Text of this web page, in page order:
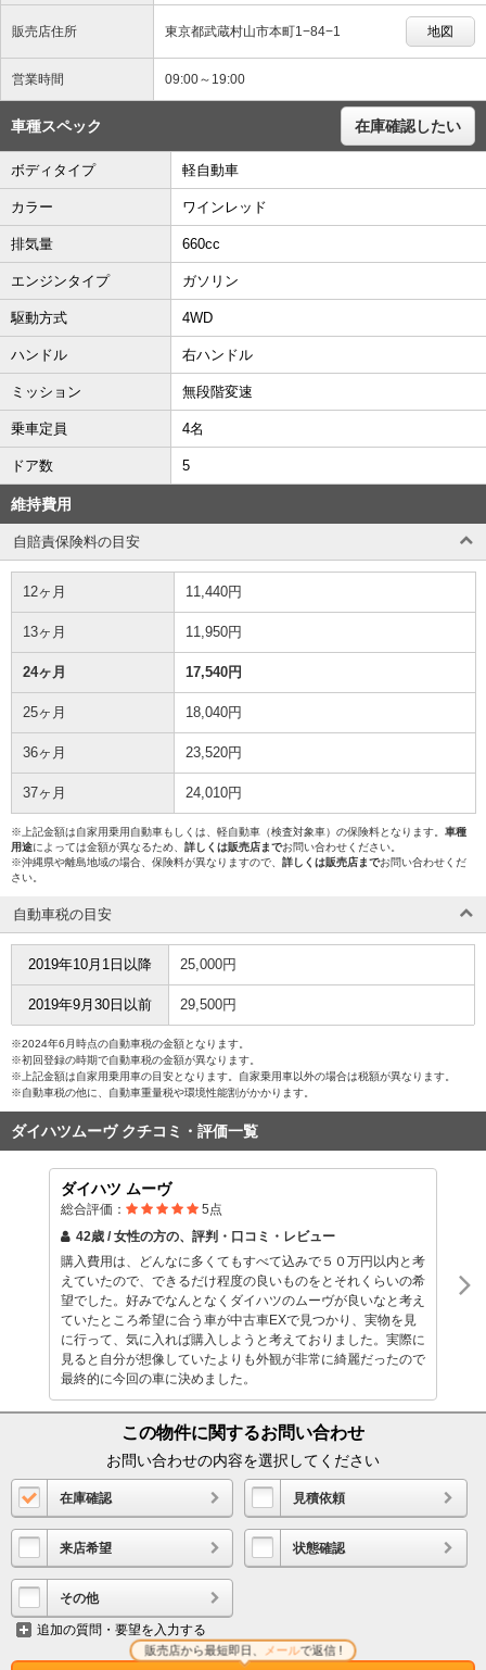
販売店住所 東京都武蔵村山市本町1−84−1 地図
営業時間 09:00～19:00
車種スペック 在庫確認したい
ボディタイプ 軽自動車
カラー ワインレッド
排気量 660cc
エンジンタイプ ガソリン
駆動方式 4WD
ハンドル 右ハンドル
ミッション 無段階変速
乗車定員 4名
ドア数 5
維持費用
自賠責保険料の目安
12ヶ月 11,440円
13ヶ月 11,950円
24ヶ月 17,540円
25ヶ月 18,040円
36ヶ月 23,520円
37ヶ月 24,010円
※上記金額は自家用乗用自動車もしくは、軽自動車（検査対象車）の保険料となります。 車種
用途によっては金額が異なるため、 詳しくは販売店までお問い合わせください。
※沖縄県や離島地域の場合、保険料が異なりますので、 詳しくは販売店までお問い合わせくだ
さい。
自動車税の目安
2019年10月1日以降 25,000円
2019年9月30日以前 29,500円
※2024年6月時点の自動車税の金額となります。
※初回登録の時期で自動車税の金額が異なります。
※上記金額は自家用乗用車の目安となります。自家乗用車以外の場合は税額が異なります。
※自動車税の他に、自動車重量税や環境性能割がかかります。
ダイハツムーヴ クチコミ・評価一覧
ダイハツ ムーヴ
総合評価： 5 点
42歳 / 女性の方の、評判・口コミ・レビュー
購入費用は、どんなに多くてもすべて込みで５０万円以内と考
えていたので、できるだけ程度の良いものをとそれくらいの希
望でした。好みでなんとなくダイハツのムーヴが良いなと考え
ていたところ希望に合う車が中古車EXで見つかり、実物を見
に行って、気に入れば購入しようと考えておりました。実際に
見ると自分が想像していたよりも外観が非常に綺麗だったので
最終的に今回の車に決めました。
この物件に関するお問い合わせ
お問い合わせの内容を選択してください
在庫確認 見積依頼
来店希望 状態確認
その他
追加の質問・要望を入力する
販売店から最短即日、 メールで返信 !